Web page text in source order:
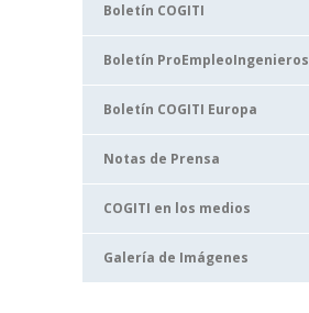
Boletín COGITI
Boletín ProEmpleoIngenieros
Boletín COGITI Europa
Notas de Prensa
COGITI en los medios
Galería de Imágenes